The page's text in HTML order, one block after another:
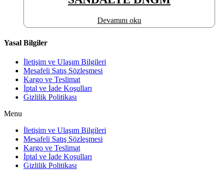
Devamını oku
Yasal Bilgiler
İletişim ve Ulaşım Bilgileri
Mesafeli Satış Sözleşmesi
Kargo ve Teslimat
İptal ve İade Koşulları
Gizlilik Politikası
Menu
İletişim ve Ulaşım Bilgileri
Mesafeli Satış Sözleşmesi
Kargo ve Teslimat
İptal ve İade Koşulları
Gizlilik Politikası